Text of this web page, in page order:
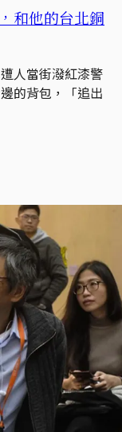
和他的台北銅
人當街潑紅漆警
的背包，「追出